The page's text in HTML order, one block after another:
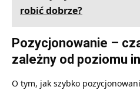
robić dobrze?
Pozycjonowanie –
zależny od poziomu
O tym, jak szybko